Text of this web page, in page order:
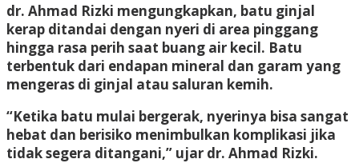
dr. Ahmad Rizki mengungkapkan, batu ginjal
kerap ditandai dengan nyeri di area pinggang
hingga rasa perih saat buang air kecil. Batu
terbentuk dari endapan mineral dan garam yang
mengeras di ginjal atau saluran kemih.
“Ketika batu mulai bergerak, nyerinya bisa sangat
hebat dan berisiko menimbulkan komplikasi jika
tidak segera ditangani,” ujar dr. Ahmad Rizki.